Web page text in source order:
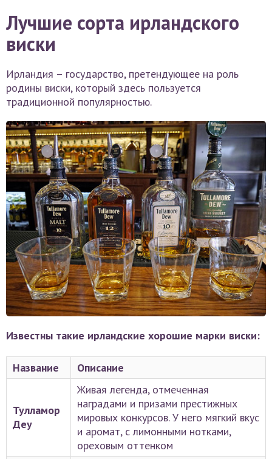
Лучшие сорта ирландского
виски
Ирландия – государство, претендующее на роль
родины виски, который здесь пользуется
традиционной популярностью.
Известны такие ирландские хорошие марки виски:
Название Описание
Тулламор
Деу
Живая легенда, отмеченная
наградами и призами престижных
мировых конкурсов. У него мягкий вкус
и аромат, с лимонными нотками,
ореховым оттенком